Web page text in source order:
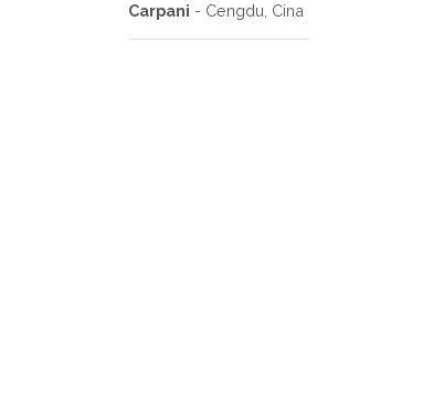
Carpani - Cengdu, Cina